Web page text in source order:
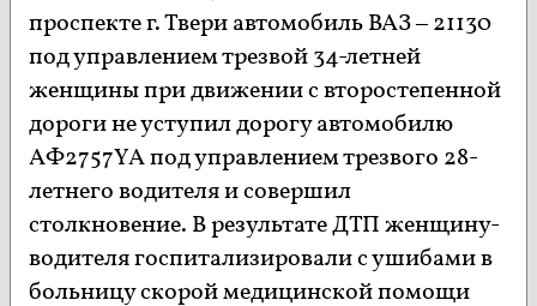
проспекте г. Твери автомобиль ВАЗ – 21130
под управлением трезвой 34-летней
женщины при движении с второстепенной
дороги не уступил дорогу автомобилю
АФ2757YA под управлением трезвого 28-
летнего водителя и совершил
столкновение. В результате ДТП женщину-
водителя госпитализировали с ушибами в
больницу скорой медицинской помощи